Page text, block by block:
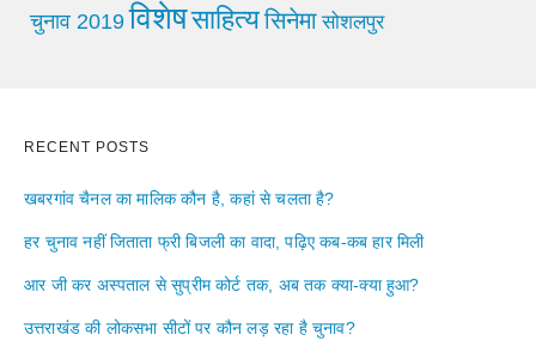
चुनाव 2019 विशेषसाहित्यसिनेमा सोशलपुर
RECENT POSTS
खबरगांव चैनल का मालिक कौन है, कहां से चलता है?
हर चुनाव नहीं जिताता फ्री बिजली का वादा, पढ़िए कब-कब हार मिली
आर जी कर अस्पताल से सुप्रीम कोर्ट तक, अब तक क्या-क्या हुआ?
उत्तराखंड की लोकसभा सीटों पर कौन लड़ रहा है चुनाव?